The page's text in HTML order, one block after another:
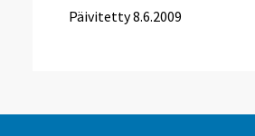
Päivitetty8.6.2009